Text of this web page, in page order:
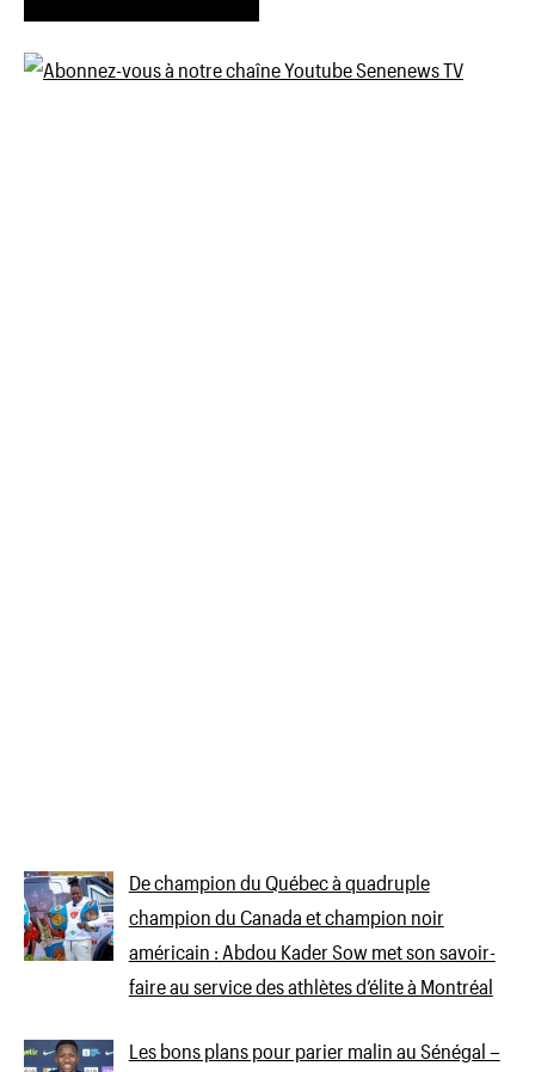
De champion du Québec à quadruple
champion du Canada et champion noir
américain : Abdou Kader Sow met son savoir-
faire au service des athlètes d’élite à Montréal
Les bons plans pour parier malin au Sénégal –